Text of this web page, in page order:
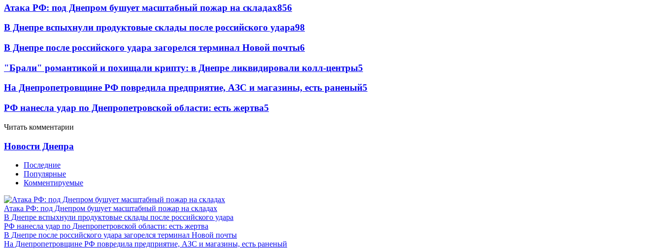
Атака РФ: под Днепром бушует масштабный пожар на складах856
В Днепре вспыхнули продуктовые склады после российского удара98
В Днепре после российского удара загорелся терминал Новой почты6
"Брали" романтикой и похищали крипту: в Днепре ликвидировали колл-центры5
На Днепропетровщине РФ повредила предприятие, АЗС и магазины, есть раненый5
РФ нанесла удар по Днепропетровской области: есть жертва5
Читать комментарии
Новости Днепра
Последние
Популярные
Комментируемые
Атака РФ: под Днепром бушует масштабный пожар на складах
В Днепре вспыхнули продуктовые склады после российского удара
РФ нанесла удар по Днепропетровской области: есть жертва
В Днепре после российского удара загорелся терминал Новой почты
На Днепропетровщине РФ повредила предприятие, АЗС и магазины, есть раненый